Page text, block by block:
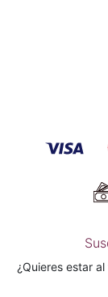
¿Quieres estar